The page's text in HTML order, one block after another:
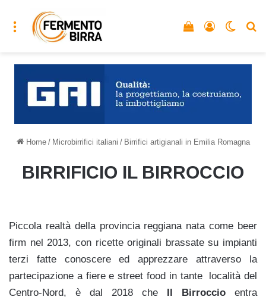
Menu Accedi
Vedi il carrello
Home / Microbirrifici italiani / Birrifici artigianali in Emilia Romagna
BIRRIFICIO IL BIRROCCIO
Piccola realtà della provincia reggiana nata come beer
firm nel 2013, con ricette originali brassate su impianti
terzi fatte conoscere ed apprezzare attraverso la
partecipazione a fiere e street food in tante località del
Centro-Nord, è dal 2018 che Il Birroccio entra